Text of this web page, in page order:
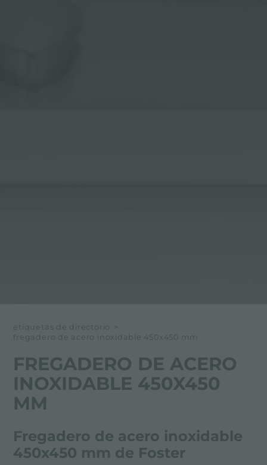
etiquetas de directorio
>
fregadero de acero inoxidable 450x450 mm
FREGADERO DE ACERO
INOXIDABLE 450X450
MM
Fregadero de acero inoxidable
450x450 mm de Foster